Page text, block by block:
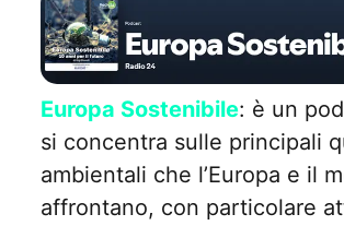
Europa Sostenibile: è un
si concentra sulle principali
ambientali che l’Europa e il
affrontano, con particolare